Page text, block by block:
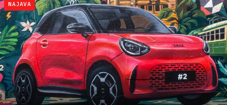
NAJAVA